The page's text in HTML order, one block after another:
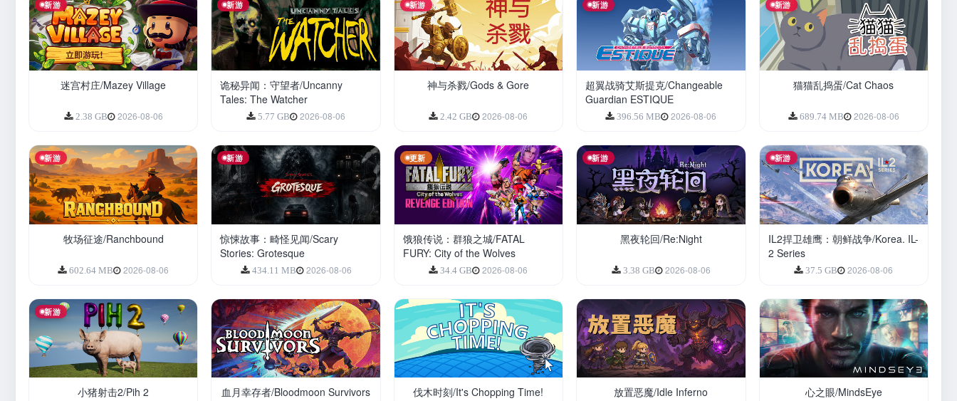
新游
迷宫村庄/Mazey Village
2.38 GB 2026-08-06
新游
诡秘异闻：守望者/Uncanny
Tales: The Watcher
5.77 GB 2026-08-06
新游
神与杀戮/Gods & Gore
2.42 GB 2026-08-06
新游
超翼战骑艾斯提克/Changeable
Guardian ESTIQUE
396.56 MB 2026-08-06
新游
猫猫乱捣蛋/Cat Chaos
689.74 MB 2026-08-06
新游
牧场征途/Ranchbound
602.64 MB 2026-08-06
新游
惊悚故事：畸怪见闻/Scary
Stories: Grotesque
434.11 MB 2026-08-06
更新
饿狼传说：群狼之城/FATAL
FURY: City of the Wolves
34.4 GB 2026-08-06
新游
黑夜轮回/Re:Night
3.38 GB 2026-08-06
新游
IL2捍卫雄鹰：朝鲜战争/Korea. IL-
2 Series
37.5 GB 2026-08-06
新游
小猪射击2/Pih 2 血月幸存者/Bloodmoon Survivors 伐木时刻/It's Chopping Time! 放置恶魔/Idle Inferno 心之眼/MindsEye